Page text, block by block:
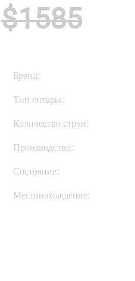
$1585
Бренд:
Тип гитары:
Количество струн:
Производство:
Состояние:
Местонахождение: